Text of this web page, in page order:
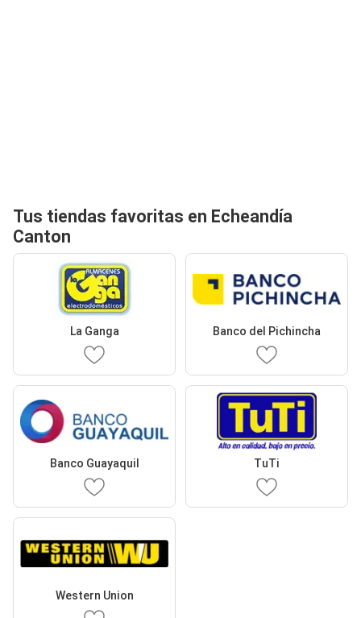
Tus tiendas favoritas en Echeandía
Canton
La Ganga Banco del Pichincha
Banco Guayaquil TuTi
Western Union